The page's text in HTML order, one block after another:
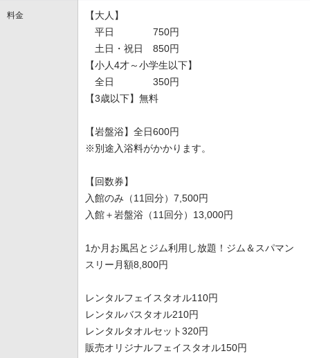
料金
【大人】
平日 750円
土日・祝日 850円
【小人4才～小学生以下】
全日 350円
【3歳以下】無料
【岩盤浴】全日600円
※別途入浴料がかかります。
【回数券】
入館のみ（11回分）7,500円
入館＋岩盤浴（11回分）13,000円
1か月お風呂とジム利用し放題！ジム＆スパマン
スリー月額8,800円
レンタルフェイスタオル110円
レンタルバスタオル210円
レンタルタオルセット320円
販売オリジナルフェイスタオル150円